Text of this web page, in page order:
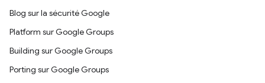
Blog sur la sécurité Google
Platform sur Google Groups
Building sur Google Groups
Porting sur Google Groups